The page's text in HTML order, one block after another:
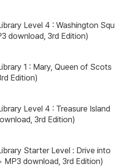
Level 4 : Washington Squ
download, 3rd Edition)
1 : Mary, Queen of Scots
Edition)
Level 4 : Treasure Island
3rd Edition)
Starter Level : Drive into
MP3 download, 3rd Edition)